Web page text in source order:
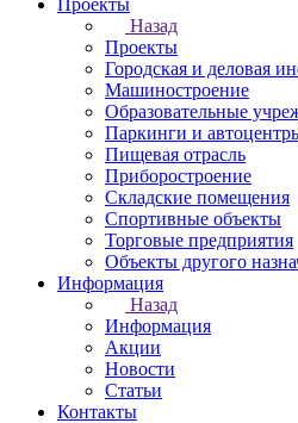
Проекты
Назад
Проекты
Городская и деловая
Машиностроение
Образовательные
Паркинги и
Пищевая отрасль
Приборостроение
Складские помещения
Спортивные объекты
Торговые предприятия
Объекты другого
Информация
Назад
Информация
Акции
Новости
Статьи
Контакты